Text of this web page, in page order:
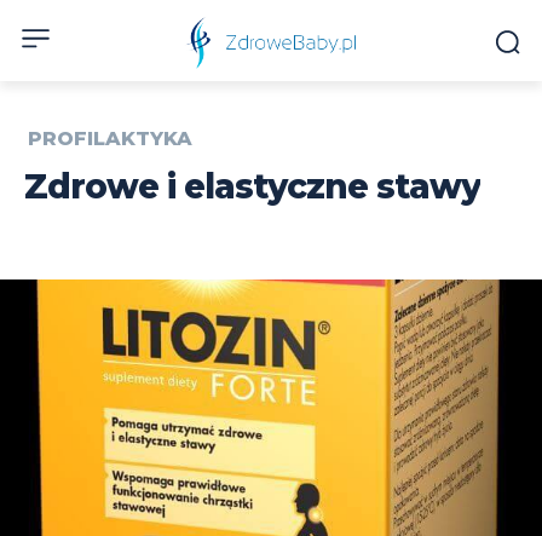
PROFILAKTYKA
Zdrowe i elastyczne stawy